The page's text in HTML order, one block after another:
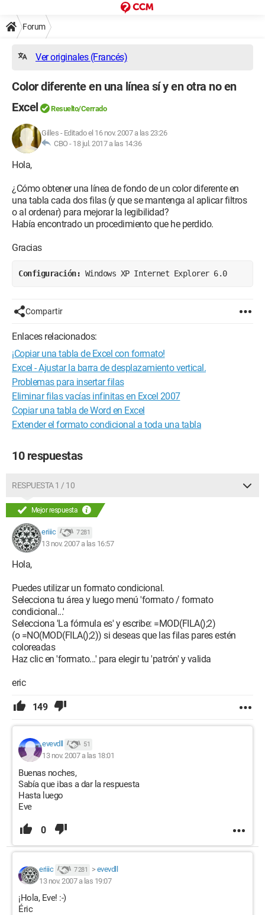
Forum
Ver originales (Francés)
Color diferente en una línea sí y en otra no en
Excel
Resuelto/Cerrado
Gilles - Editado el 16 nov. 2007 a las 23:26
CBO - 18 jul. 2017 a las 14:36
Hola,
¿Cómo obtener una línea de fondo de un color diferente en
una tabla cada dos filas (y que se mantenga al aplicar filtros
o al ordenar) para mejorar la legibilidad?
Había encontrado un procedimiento que he perdido.
Gracias
Configuración: Windows XP Internet Explorer 6.0
Compartir
Enlaces relacionados:
¡Copiar una tabla de Excel con formato!
Excel - Ajustar la barra de desplazamiento vertical.
Problemas para insertar filas
Eliminar filas vacías infinitas en Excel 2007
Copiar una tabla de Word en Excel
Extender el formato condicional a toda una tabla
10 respuestas
RESPUESTA 1 / 10
Mejor respuesta
eriiic 7 281
13 nov. 2007 a las 16:57
Hola,
Puedes utilizar un formato condicional.
Selecciona tu área y luego menú 'formato / formato
condicional...'
Selecciona 'La fórmula es' y escribe: =MOD(FILA();2)
(o =NO(MOD(FILA();2)) si deseas que las filas pares estén
coloreadas
Haz clic en 'formato...' para elegir tu 'patrón' y valida
eric
149
evevdll 51
13 nov. 2007 a las 18:01
Buenas noches,
Sabía que ibas a dar la respuesta
Hasta luego
Eve
0
eriiic 7 281 > evevdll
13 nov. 2007 a las 19:07
¡Hola, Eve! :-)
Éric